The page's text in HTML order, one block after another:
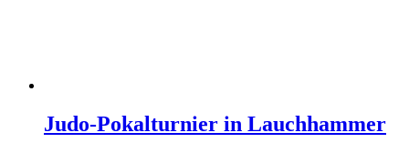
Judo-Pokalturnier in Lauchhammer